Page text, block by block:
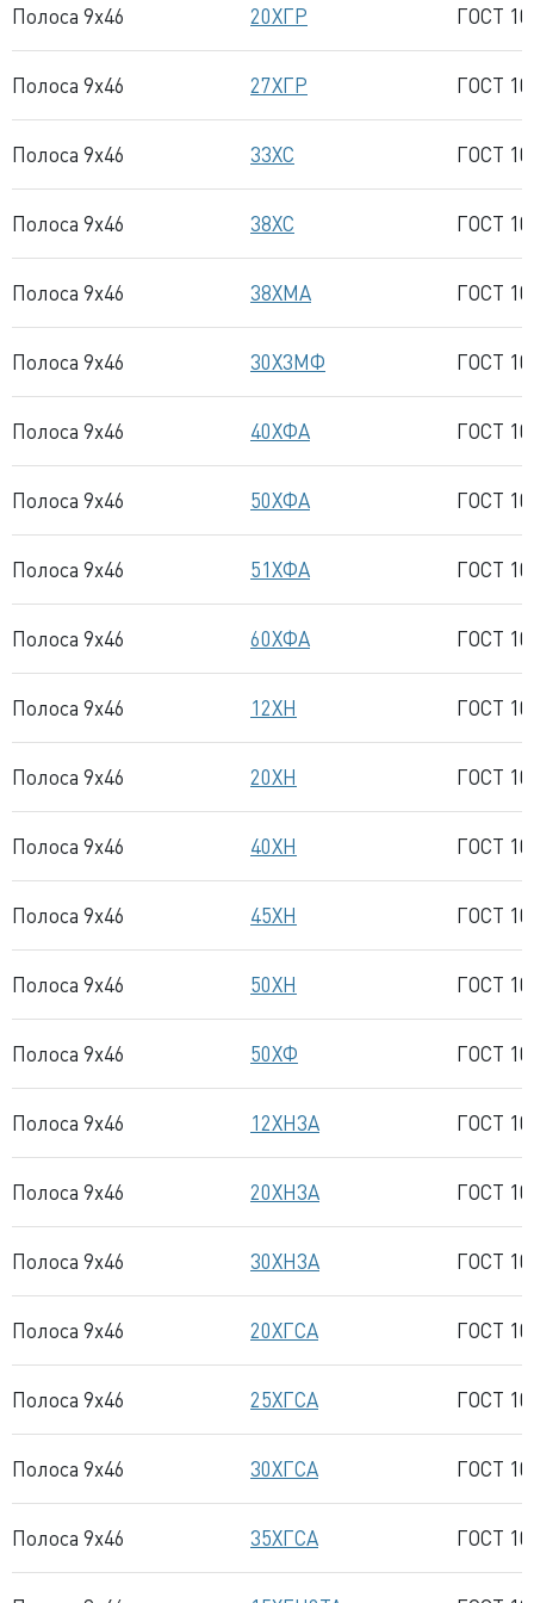
Полоса 9x46 20ХГР ГОСТ
Полоса 9x46 27ХГР ГОСТ
Полоса 9x46 33ХС ГОСТ
Полоса 9x46 38ХС ГОСТ
Полоса 9x46 38ХМА ГОСТ
Полоса 9x46 30Х3МФ ГОСТ
Полоса 9x46 40ХФА ГОСТ
Полоса 9x46 50ХФА ГОСТ
Полоса 9x46 51ХФА ГОСТ
Полоса 9x46 60ХФА ГОСТ
Полоса 9x46 12ХН ГОСТ
Полоса 9x46 20ХН ГОСТ
Полоса 9x46 40ХН ГОСТ
Полоса 9x46 45ХН ГОСТ
Полоса 9x46 50ХН ГОСТ
Полоса 9x46 50ХФ ГОСТ
Полоса 9x46 12ХН3А ГОСТ
Полоса 9x46 20ХН3А ГОСТ
Полоса 9x46 30ХН3А ГОСТ
Полоса 9x46 20ХГСА ГОСТ
Полоса 9x46 25ХГСА ГОСТ
Полоса 9x46 30ХГСА ГОСТ
Полоса 9x46 35ХГСА ГОСТ